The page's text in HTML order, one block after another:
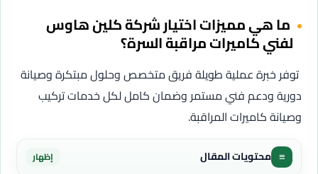
ما هي مميزات اختيار شركة كلين هاوس
لفني كاميرات مراقبة السرة؟
توفر خبرة عملية طويلة فريق متخصص وحلول مبتكرة وصيانة
دورية ودعم فني مستمر وضمان كامل لكل خدمات تركيب
وصيانة كاميرات المراقبة.
≡ محتويات المقال إظهار